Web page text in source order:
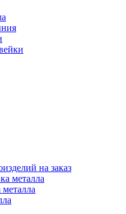
на заказ
металла